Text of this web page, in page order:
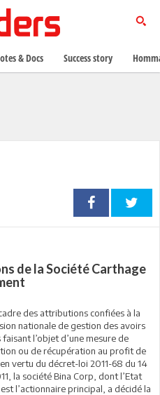
de la Société Carthage
des attributions confiées à la
nationale de gestion des avoirs
l’objet d’une mesure de
ou de récupération au profit de
vertu du décret-loi 2011-68 du 14
la société Bina Corp, dont l’Etat
l’actionnaire principal, a décidé la
& Docs Success story